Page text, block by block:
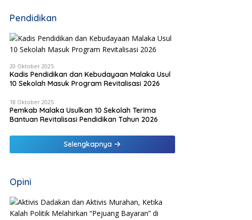
Pendidikan
20 Oktober 2025
Kadis Pendidikan dan Kebudayaan Malaka Usul
10 Sekolah Masuk Program Revitalisasi 2026
18 Oktober 2025
Pemkab Malaka Usulkan 10 Sekolah Terima
Bantuan Revitalisasi Pendidikan Tahun 2026
Selengkapnya
Opini